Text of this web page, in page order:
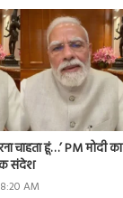
चाहता हूं…’ PM मोदी का
संदेश
AM